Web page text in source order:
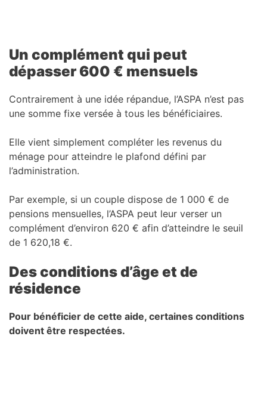
Un complément qui peut
dépasser 600 € mensuels
Contrairement à une idée répandue, l’ASPA n’est pas
une somme fixe versée à tous les bénéficiaires.
Elle vient simplement compléter les revenus du
ménage pour atteindre le plafond défini par
l’administration.
Par exemple, si un couple dispose de 1 000 € de
pensions mensuelles, l’ASPA peut leur verser un
complément d’environ 620 € afin d’atteindre le seuil
de 1 620,18 €.
Des conditions d’âge et de
résidence
Pour bénéficier de cette aide, certaines conditions
doivent être respectées.